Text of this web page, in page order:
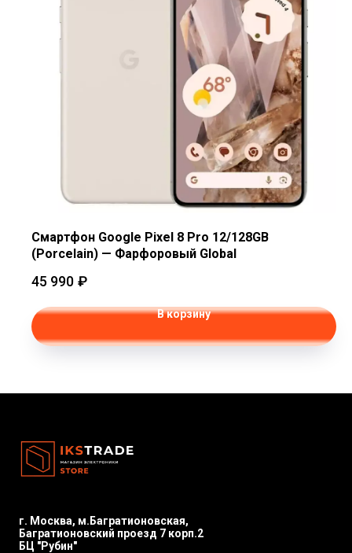
Смартфон Google Pixel 8 Pro 12/128GB
(Porcelain) — Фарфоровый Global
45 990 ₽
В корзину
г. Москва, м.Багратионовская,
Багратионовский проезд 7 корп.2
БЦ "Рубин"